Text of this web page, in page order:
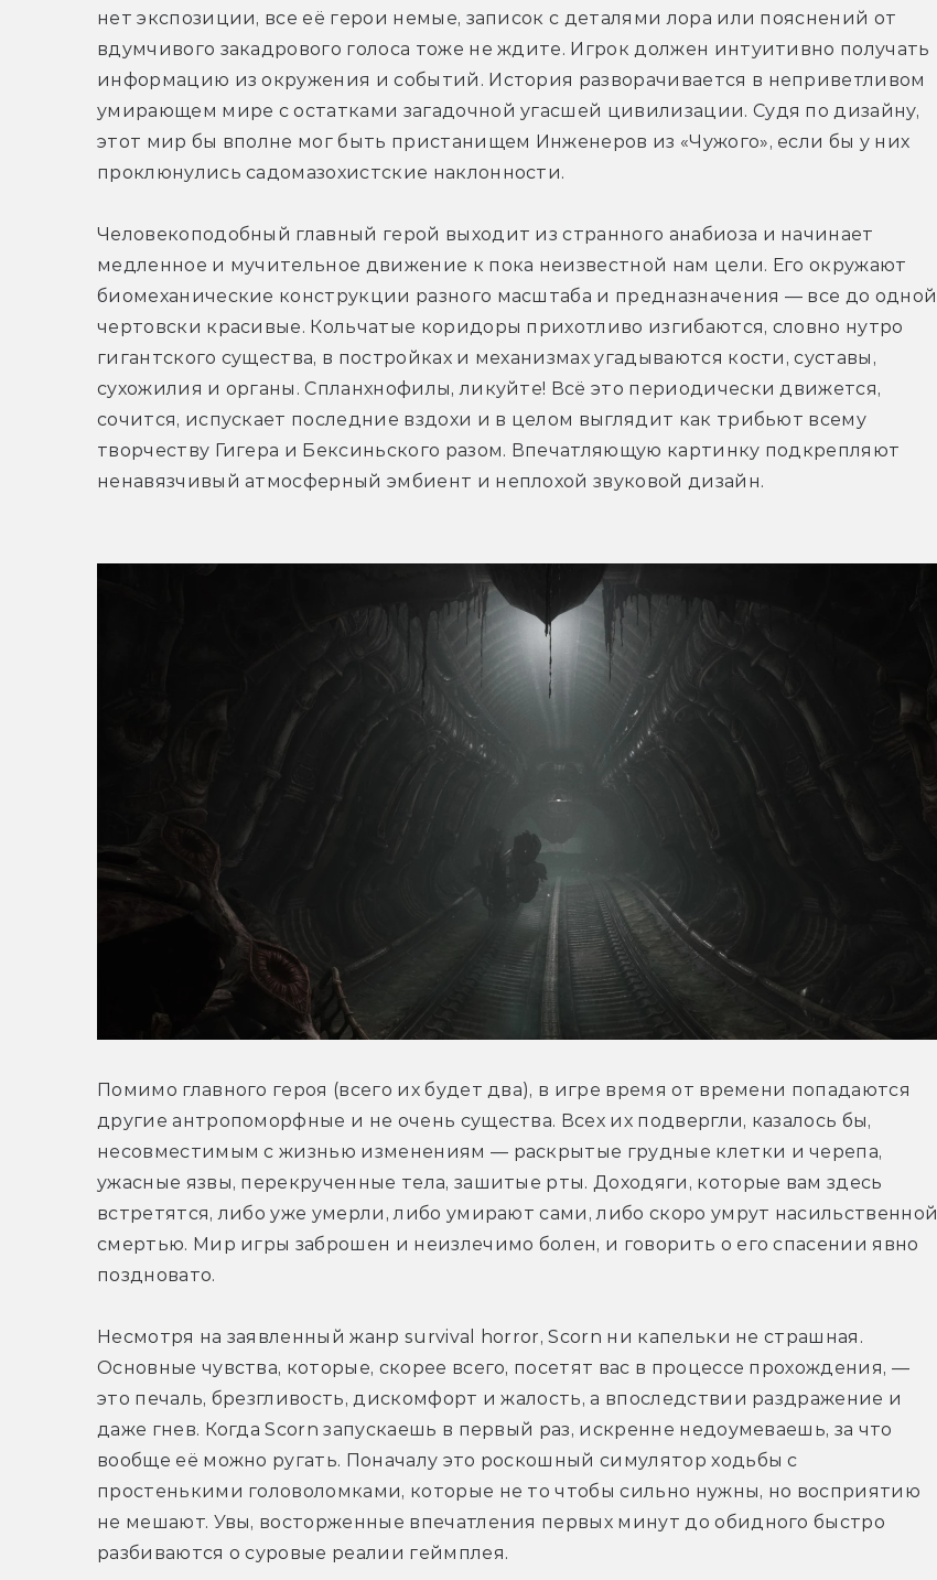
нет экспозиции, все её герои немые, записок с деталями лора или пояснений от
вдумчивого закадрового голоса тоже не ждите. Игрок должен интуитивно получать
информацию из окружения и событий. История разворачивается в неприветливом
умирающем мире с остатками загадочной угасшей цивилизации. Судя по дизайну,
этот мир бы вполне мог быть пристанищем Инженеров из «Чужого», если бы у них
проклюнулись садомазохистские наклонности.
Человекоподобный главный герой выходит из странного анабиоза и начинает
медленное и мучительное движение к пока неизвестной нам цели. Его окружают
биомеханические конструкции разного масштаба и предназначения — все до одной
чертовски красивые. Кольчатые коридоры прихотливо изгибаются, словно нутро
гигантского существа, в постройках и механизмах угадываются кости, суставы,
сухожилия и органы. Спланхнофилы, ликуйте! Всё это периодически движется,
сочится, испускает последние вздохи и в целом выглядит как трибьют всему
творчеству Гигера и Бексиньского разом. Впечатляющую картинку подкрепляют
ненавязчивый атмосферный эмбиент и неплохой звуковой дизайн.
Помимо главного героя (всего их будет два), в игре время от времени попадаются
другие антропоморфные и не очень существа. Всех их подвергли, казалось бы,
несовместимым с жизнью изменениям — раскрытые грудные клетки и черепа,
ужасные язвы, перекрученные тела, зашитые рты. Доходяги, которые вам здесь
встретятся, либо уже умерли, либо умирают сами, либо скоро умрут насильственной
смертью. Мир игры заброшен и неизлечимо болен, и говорить о его спасении явно
поздновато.
Несмотря на заявленный жанр survival horror, Scorn ни капельки не страшная.
Основные чувства, которые, скорее всего, посетят вас в процессе прохождения, —
это печаль, брезгливость, дискомфорт и жалость, а впоследствии раздражение и
даже гнев. Когда Scorn запускаешь в первый раз, искренне недоумеваешь, за что
вообще её можно ругать. Поначалу это роскошный симулятор ходьбы с
простенькими головоломками, которые не то чтобы сильно нужны, но восприятию
не мешают. Увы, восторженные впечатления первых минут до обидного быстро
разбиваются о суровые реалии геймплея.